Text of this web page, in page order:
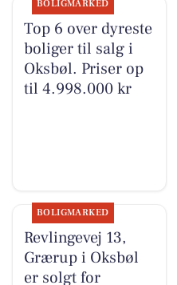
BOLIGMARKED
Top 6 over dyreste
boliger til salg i
Oksbøl. Priser op
til 4.998.000 kr
BOLIGMARKED
Revlingevej 13,
Grærup i Oksbøl
er solgt for